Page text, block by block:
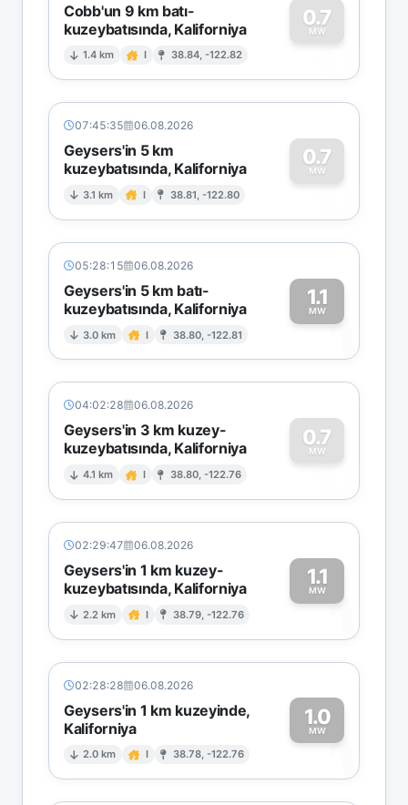
Cobb'un 9 km batı-
kuzeybatısında, Kaliforniya
1.4 km I 38.84, -122.82
0.7
MW
0
07:45:35 06.08.2026
Geysers'in 5 km
kuzeybatısında, Kaliforniya
3.1 km I 38.81, -122.80
0.7
MW
0
05:28:15 06.08.2026
Geysers'in 5 km batı-
kuzeybatısında, Kaliforniya
3.0 km I 38.80, -122.81
1.1
MW1
04:02:28 06.08.2026
Geysers'in 3 km kuzey-
kuzeybatısında, Kaliforniya
4.1 km I 38.80, -122.76
0.7
MW
0
02:29:47 06.08.2026
Geysers'in 1 km kuzey-
kuzeybatısında, Kaliforniya
2.2 km I 38.79, -122.76
1.1
MW1
02:28:28 06.08.2026
Geysers'in 1 km kuzeyinde,
Kaliforniya
2.0 km I 38.78, -122.76
1.0
MW1